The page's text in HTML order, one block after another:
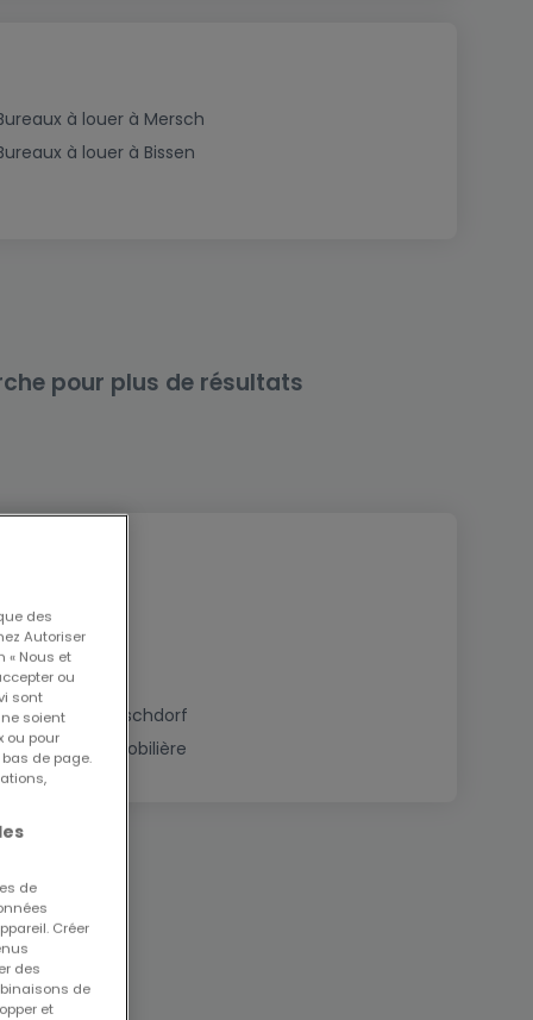
à louer à Mersch
à louer à Bissen
pour plus de résultats
à Buschdorf
immobilière
des
Autoriser
Nous et
ou
sont
soient
ou pour
de page.
de
Créer
des
de
et